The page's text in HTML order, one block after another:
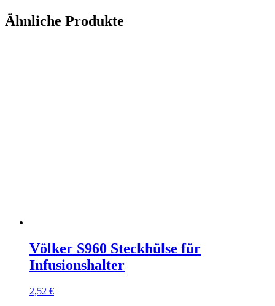
Ähnliche Produkte
Völker S960 Steckhülse für
Infusionshalter
2,52 €